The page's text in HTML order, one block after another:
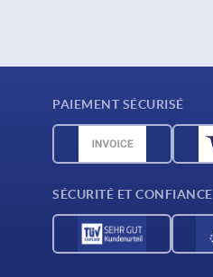
PAIEMENT SÉCURISÉ
SÉCURITÉ ET CONFIANCE